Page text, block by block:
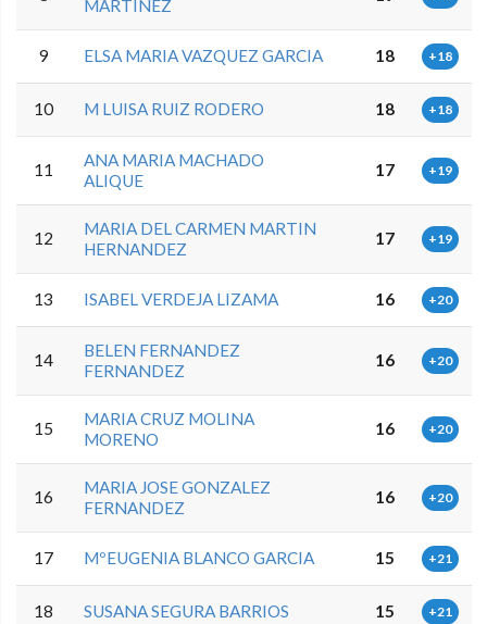
MARTINEZ
9 ELSA MARIA VAZQUEZ GARCIA 18 +18
10 M LUISA RUIZ RODERO 18 +18
11
ANA MARIA MACHADO
ALIQUE
17 +19
12
MARIA DEL CARMEN MARTIN
HERNANDEZ
17 +19
13 ISABEL VERDEJA LIZAMA 16 +20
14
BELEN FERNANDEZ
FERNANDEZ
16 +20
15
MARIA CRUZ MOLINA
MORENO
16 +20
16
MARIA JOSE GONZALEZ
FERNANDEZ
16 +20
17 MºEUGENIA BLANCO GARCIA 15 +21
18 SUSANA SEGURA BARRIOS 15 +21